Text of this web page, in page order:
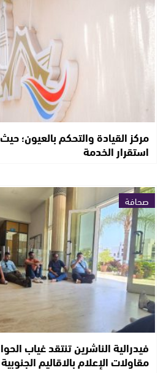
مركز القيادة والتحكم بالعيون؛
استقرار الخدمة
صحافة
فيدرالية الناشرين تنتقد غياب
مقاولات الإعلام بالاقاليم الجنوبية